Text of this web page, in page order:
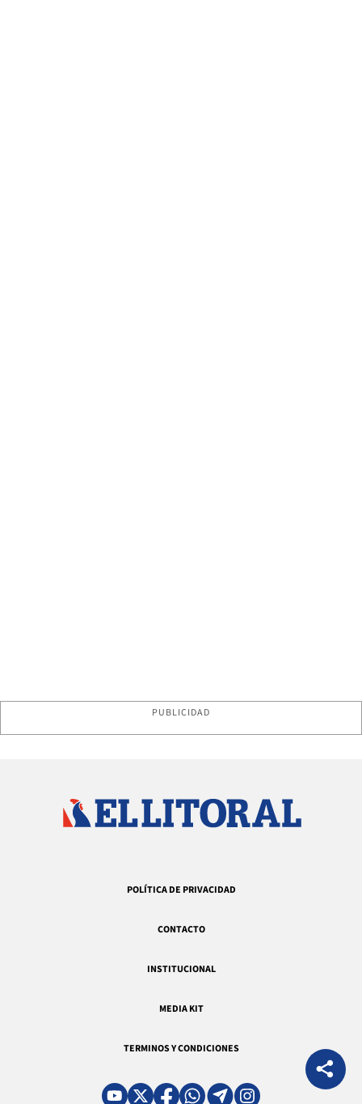
PUBLICIDAD
POLÍTICA DE PRIVACIDAD
CONTACTO
INSTITUCIONAL
MEDIA KIT
TERMINOS Y CONDICIONES